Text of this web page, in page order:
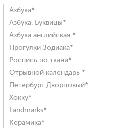
Азбука*
Азбука. Буквицы*
Азбука английская *
Прогулки Зодиака*
Роспись по ткани*
Отрывной календарь *
Петербург Дворцовый*
Хокку*
Landmarks*
Керамика*